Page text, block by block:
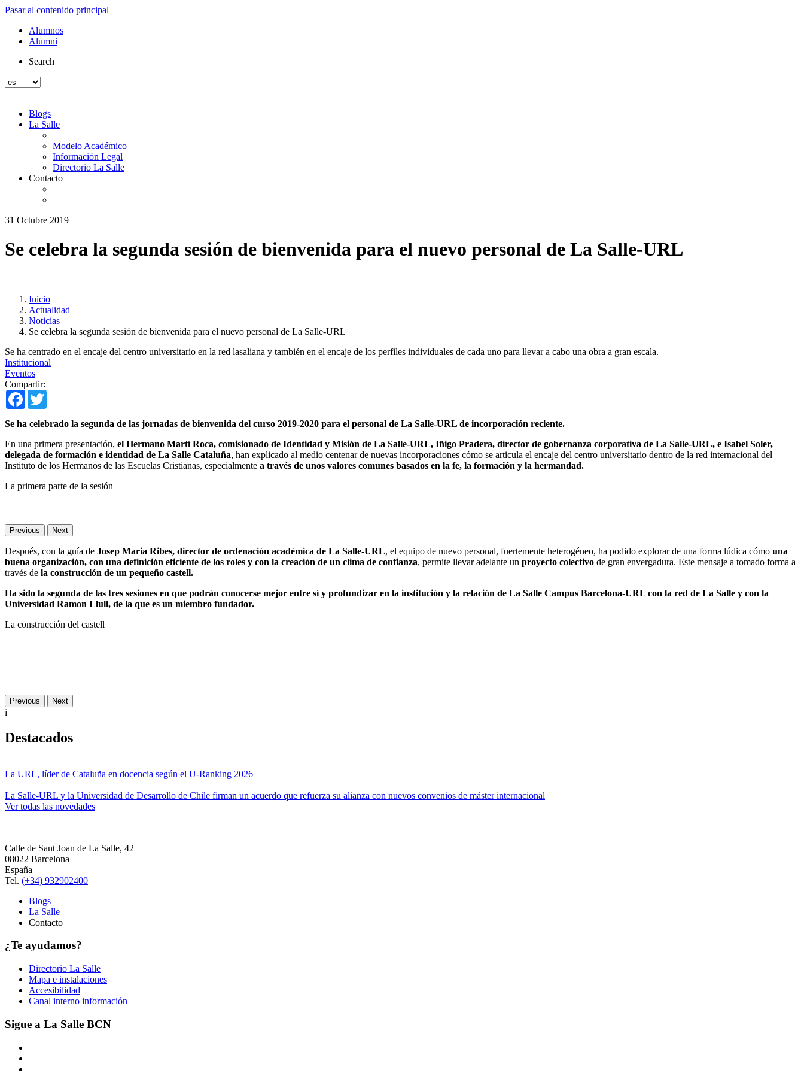
Pasar al contenido principal
Alumnos
Alumni
Search
Blogs
La Salle
Modelo Académico
Información Legal
Directorio La Salle
Contacto
31 Octubre 2019
Se celebra la segunda sesión de bienvenida para el nuevo personal de La Salle-URL
Inicio
Actualidad
Noticias
Se celebra la segunda sesión de bienvenida para el nuevo personal de La Salle-URL
Se ha centrado en el encaje del centro universitario en la red lasaliana y también en el encaje de los perfiles individuales de cada uno para llevar a cabo una obra a gran escala.
Institucional
Eventos
Compartir:
Facebook
Se ha celebrado la segunda de las jornadas de bienvenida del curso 2019-2020 para el personal de La Salle-URL de incorporación reciente.
En una primera presentación, el Hermano Martí Roca, comisionado de Identidad y Misión de La Salle-URL, Iñigo Pradera, director de gobernanza corporativa de La Salle-URL, e Isabel Soler,
delegada de formación e identidad de La Salle Cataluña, han explicado al medio centenar de nuevas incorporaciones cómo se articula el encaje del centro universitario dentro de la red internacional del
Instituto de los Hermanos de las Escuelas Cristianas, especialmente a través de unos valores comunes basados en la fe, la formación y la hermandad.
La primera parte de la sesión
Previous Next
Después, con la guía de Josep Maria Ribes, director de ordenación académica de La Salle-URL, el equipo de nuevo personal, fuertemente heterogéneo, ha podido explorar de una forma lúdica cómo una
buena organización, con una definición eficiente de los roles y con la creación de un clima de confianza, permite llevar adelante un proyecto colectivo de gran envergadura. Este mensaje a tomado forma a
través de la construcción de un pequeño castell.
Ha sido la segunda de las tres sesiones en que podrán conocerse mejor entre sí y profundizar en la institución y la relación de La Salle Campus Barcelona-URL con la red de La Salle y con la
Universidad Ramon Llull, de la que es un miembro fundador.
La construcción del castell
Previous Next
i
Destacados
La URL, líder de Cataluña en docencia según el U-Ranking 2026
La Salle-URL y la Universidad de Desarrollo de Chile firman un acuerdo que refuerza su alianza con nuevos convenios de máster internacional
Ver todas las novedades
Calle de Sant Joan de La Salle, 42
08022 Barcelona
España
Tel. (+34) 932902400
Blogs
La Salle
Contacto
¿Te ayudamos?
Directorio La Salle
Mapa e instalaciones
Accesibilidad
Canal interno información
Sigue a La Salle BCN